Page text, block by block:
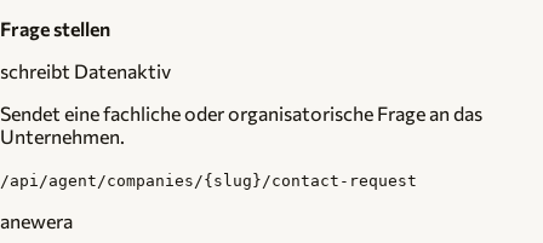
Frage stellen
schreibt Datenaktiv
Sendet eine fachliche oder organisatorische Frage an das
Unternehmen.
/api/agent/companies/{slug}/contact-request
anewera